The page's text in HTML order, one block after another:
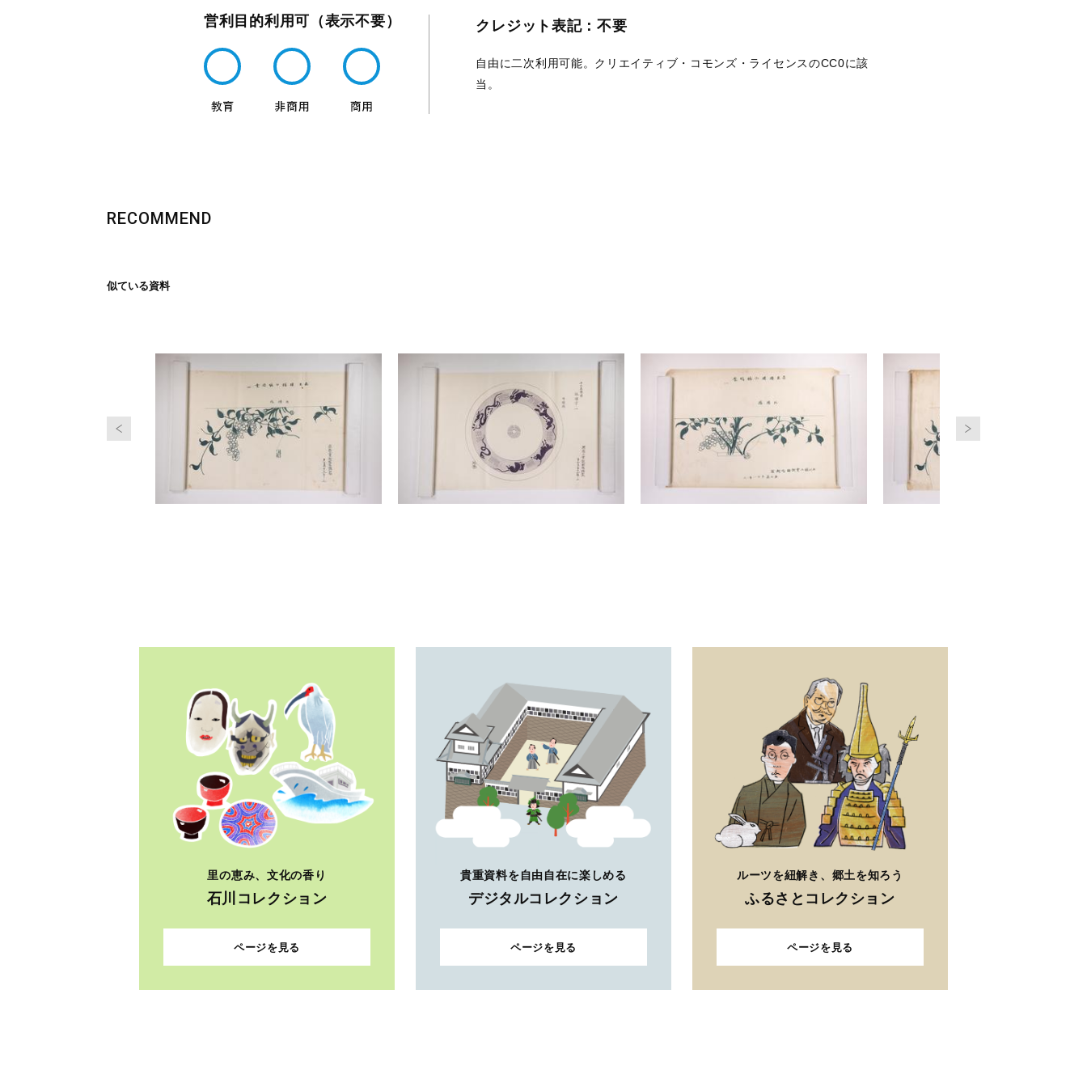
営利目的利用可（表示不要） クレジット表記：不要
自由に二次利用可能。クリエイティブ・コモンズ・ライセンスのCC0に該
当。
RECOMMEND
似ている資料
里の恵み、文化の香り
石川コレクション
ページを見る
貴重資料を自由自在に楽しめる
デジタルコレクション
ページを見る
ルーツを紐解き、郷土を知ろう
ふるさとコレクション
ページを見る